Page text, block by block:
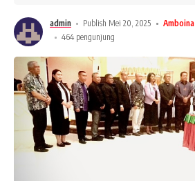
admin Publish Mei 20, 2025 Amboina
464 pengunjung